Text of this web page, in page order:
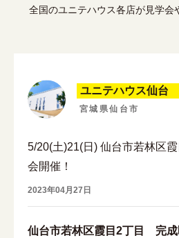
全国のユニテハウス各店が見学会
ユニテハウス仙台
宮城県仙台市
5/20(土)21(日) 仙台市若林区
会開催！
2023年04月27日
仙台市若林区霞目2丁目 完成